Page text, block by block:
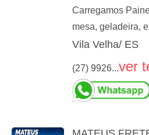
Carregamos
mesa, geladeira,
Vila Velha/ ES
(27) 9926...ver